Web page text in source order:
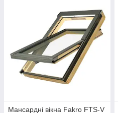
Мансардні вікна Fakro FTS-V